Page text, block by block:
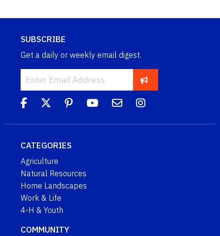
SUBSCRIBE
Get a daily or weekly email digest.
CATEGORIES
Agriculture
Natural Resources
Home Landscapes
Work & Life
4-H & Youth
COMMUNITY